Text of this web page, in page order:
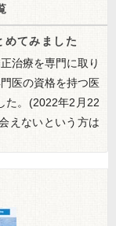
めてみました
治療を専門に取り
医の資格を持つ医
た。(2022年2月22
えないという方は